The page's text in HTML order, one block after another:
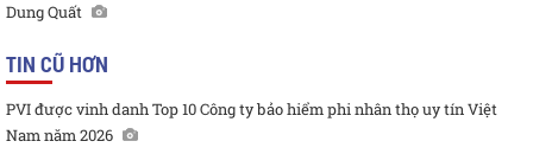
Dung Quất
TIN CŨ HƠN
PVI được vinh danh Top 10 Công ty bảo hiểm phi nhân thọ uy tín Việt
Nam năm 2026